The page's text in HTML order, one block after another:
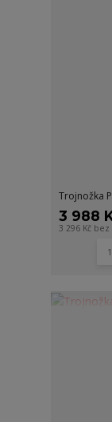
Trojnožka
3 988
3 296 Kč bez